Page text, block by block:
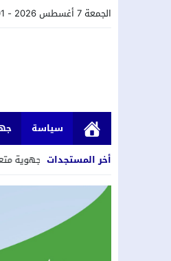
الجمعة 7 أغسطس 2026 - 9:01 صباحًا
سياسة
أخر المستجدات
الجهوية متعددة الخدمات